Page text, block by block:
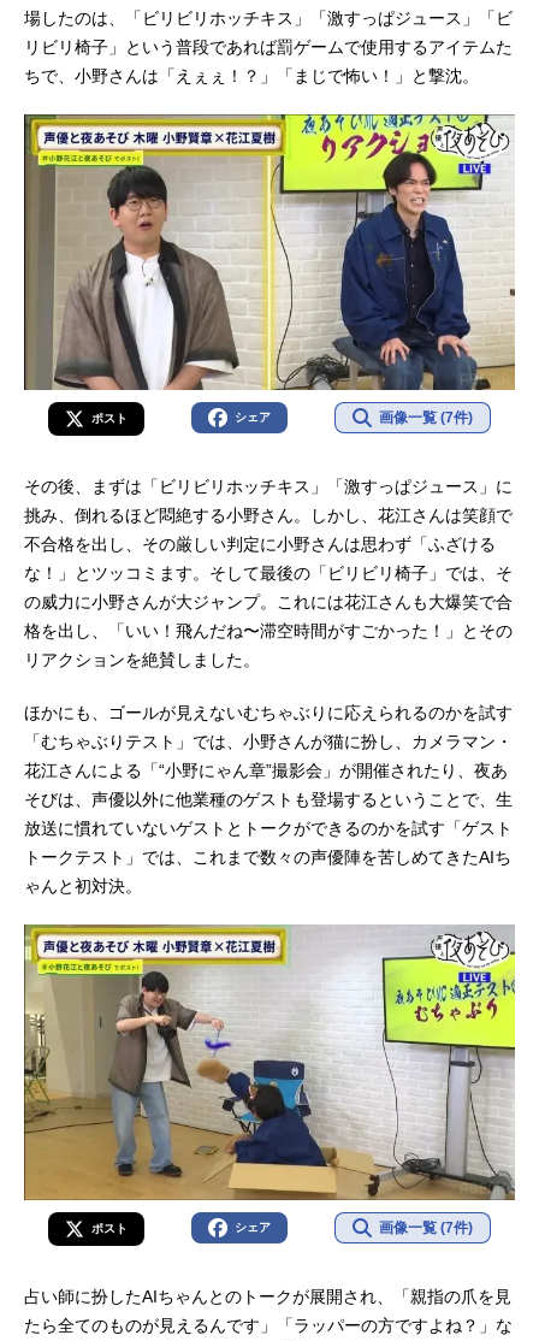
場したのは、「ビリビリホッチキス」「激すっぱジュース」「ビ
リビリ椅子」という普段であれば罰ゲームで使用するアイテムた
ちで、小野さんは「えぇぇ！？」「まじで怖い！」と撃沈。
ポスト シェア 画像一覧 (7件)
その後、まずは「ビリビリホッチキス」「激すっぱジュース」に
挑み、倒れるほど悶絶する小野さん。しかし、花江さんは笑顔で
不合格を出し、その厳しい判定に小野さんは思わず「ふざける
な！」とツッコミます。そして最後の「ビリビリ椅子」では、そ
の威力に小野さんが大ジャンプ。これには花江さんも大爆笑で合
格を出し、「いい！飛んだね〜滞空時間がすごかった！」とその
リアクションを絶賛しました。
ほかにも、ゴールが見えないむちゃぶりに応えられるのかを試す
「むちゃぶりテスト」では、小野さんが猫に扮し、カメラマン・
花江さんによる「“小野にゃん章”撮影会」が開催されたり、夜あ
そびは、声優以外に他業種のゲストも登場するということで、生
放送に慣れていないゲストとトークができるのかを試す「ゲスト
トークテスト」では、これまで数々の声優陣を苦しめてきたAIち
ゃんと初対決。
ポスト シェア 画像一覧 (7件)
占い師に扮したAIちゃんとのトークが展開され、「親指の爪を見
たら全てのものが見えるんです」「ラッパーの方ですよね？」な